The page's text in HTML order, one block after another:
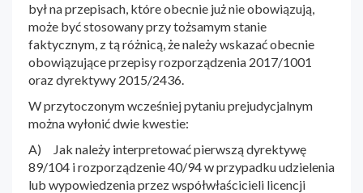
był na przepisach, które obecnie już nie obowiązują,
może być stosowany przy tożsamym stanie
faktycznym, z tą różnicą, że należy wskazać obecnie
obowiązujące przepisy rozporządzenia 2017/1001
oraz dyrektywy 2015/2436.
W przytoczonym wcześniej pytaniu prejudycjalnym
można wyłonić dwie kwestie:
A) Jak należy interpretować pierwszą dyrektywę
89/104 i rozporządzenie 40/94 w przypadku udzielenia
lub wypowiedzenia przez współwłaścicieli licencji